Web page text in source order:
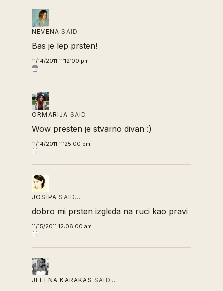
NEVENA SAID…
Bas je lep prsten!
11/14/2011 11:12:00 pm
ORMARIJA SAID…
Wow presten je stvarno divan :)
11/14/2011 11:25:00 pm
JOSIPA SAID…
dobro mi prsten izgleda na ruci kao pravi
11/15/2011 12:06:00 am
JELENA KARAKAS SAID…